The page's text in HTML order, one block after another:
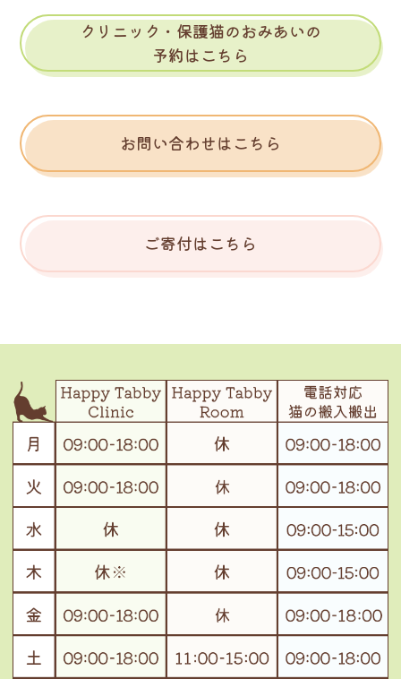
クリニック・保護猫のおみあいの
予約はこちら
お問い合わせはこちら
ご寄付はこちら